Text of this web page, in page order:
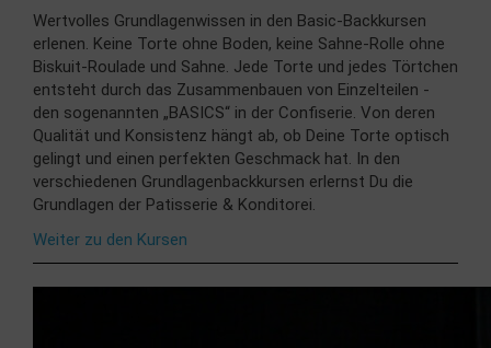
Wertvolles Grundlagenwissen in den Basic-Backkursen
erlenen. Keine Torte ohne Boden, keine Sahne-Rolle ohne
Biskuit-Roulade und Sahne. Jede Torte und jedes Törtchen
entsteht durch das Zusammenbauen von Einzelteilen -
den sogenannten „BASICS“ in der Confiserie. Von deren
Qualität und Konsistenz hängt ab, ob Deine Torte optisch
gelingt und einen perfekten Geschmack hat. In den
verschiedenen Grundlagenbackkursen erlernst Du die
Grundlagen der Patisserie & Konditorei.
Weiter zu den Kursen